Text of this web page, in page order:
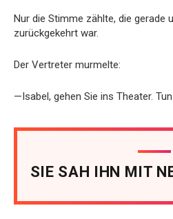
Nur die Stimme zählte, die gerade
zurückgekehrt war.
Der Vertreter murmelte:
—Isabel, gehen Sie ins Theater.
SIE SAH IHN MIT